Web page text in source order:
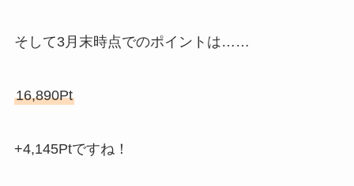
そして3月末時点でのポイントは……
16,890Pt
+4,145Ptですね！